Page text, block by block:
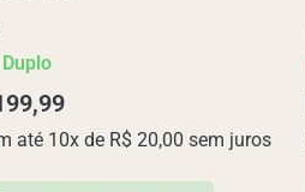
até 10x de R$ 20,00 sem juros